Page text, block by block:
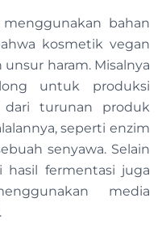
bahan
kosmetik vegan
haram. Misalnya
untuk produksi
dari turunan produk
seperti enzim
senyawa. Selain
hasil fermentasi juga
media